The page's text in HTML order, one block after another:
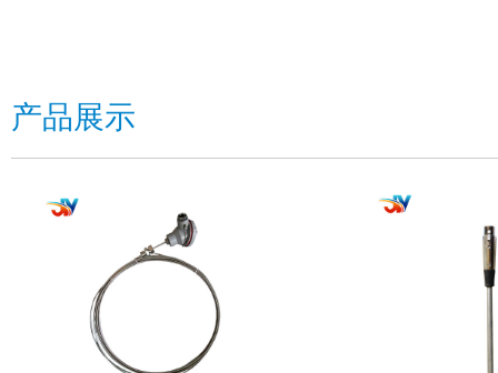
产品展示